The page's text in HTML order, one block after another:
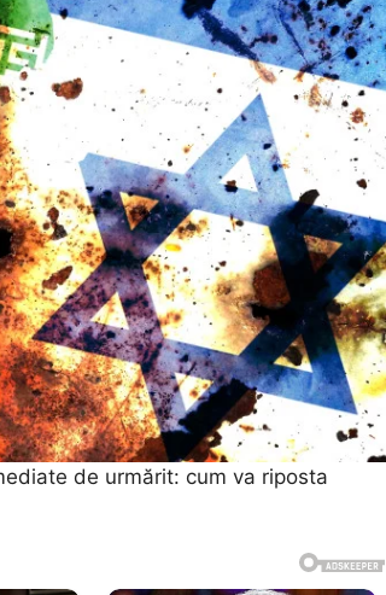
de urmărit: cum va riposta